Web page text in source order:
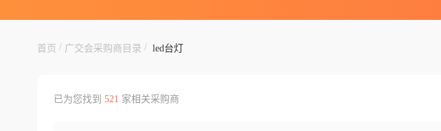
首页 / 广交会采购商目录 / led台灯
已为您找到 521 家相关采购商